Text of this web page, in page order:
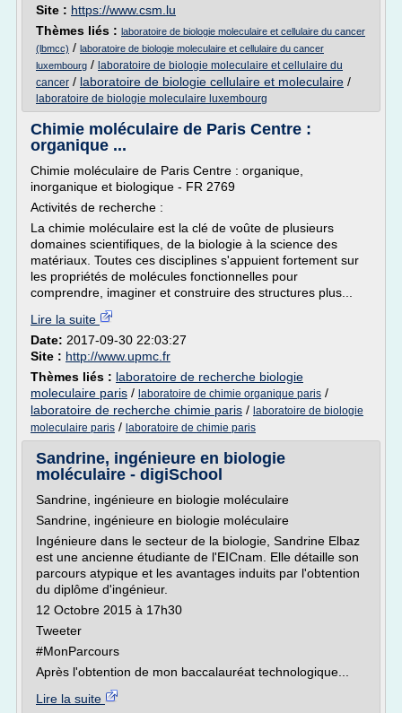
Site : https://www.csm.lu
Thèmes liés : laboratoire de biologie moleculaire et cellulaire du cancer
(lbmcc) / laboratoire de biologie moleculaire et cellulaire du cancer
luxembourg / laboratoire de biologie moleculaire et cellulaire du
cancer / laboratoire de biologie cellulaire et moleculaire /
laboratoire de biologie moleculaire luxembourg
Chimie moléculaire de Paris Centre :
organique ...
Chimie moléculaire de Paris Centre : organique,
inorganique et biologique - FR 2769
Activités de recherche :
La chimie moléculaire est la clé de voûte de plusieurs
domaines scientifiques, de la biologie à la science des
matériaux. Toutes ces disciplines s'appuient fortement sur
les propriétés de molécules fonctionnelles pour
comprendre, imaginer et construire des structures plus...
Lire la suite
Date: 2017-09-30 22:03:27
Site : http://www.upmc.fr
Thèmes liés : laboratoire de recherche biologie
moleculaire paris / laboratoire de chimie organique paris /
laboratoire de recherche chimie paris / laboratoire de biologie
moleculaire paris / laboratoire de chimie paris
Sandrine, ingénieure en biologie
moléculaire - digiSchool
Sandrine, ingénieure en biologie moléculaire
Sandrine, ingénieure en biologie moléculaire
Ingénieure dans le secteur de la biologie, Sandrine Elbaz
est une ancienne étudiante de l'EICnam. Elle détaille son
parcours atypique et les avantages induits par l'obtention
du diplôme d'ingénieur.
12 Octobre 2015 à 17h30
Tweeter
#MonParcours
Après l'obtention de mon baccalauréat technologique...
Lire la suite